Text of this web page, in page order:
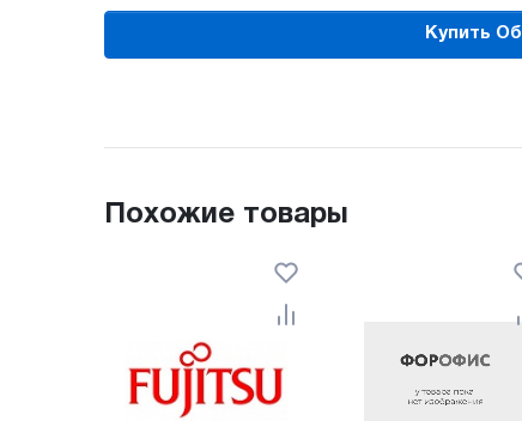
Купить
Похожие товары